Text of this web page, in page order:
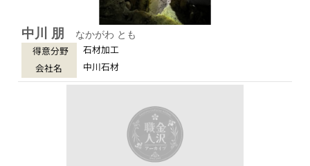
中川 朋 なかがわ とも
得意分野
石材加工
会社名
中川石材